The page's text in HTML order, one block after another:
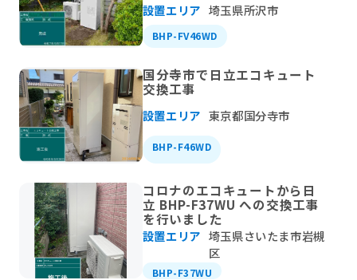
設置エリア 埼玉県所沢市
BHP-FV46WD
国分寺市で日立エコキュート
交換工事
設置エリア 東京都国分寺市
BHP-F46WD
コロナのエコキュートから日
立 BHP-F37WU への交換工事
を行いました
設置エリア 埼玉県さいたま市岩槻
区
BHP-F37WU